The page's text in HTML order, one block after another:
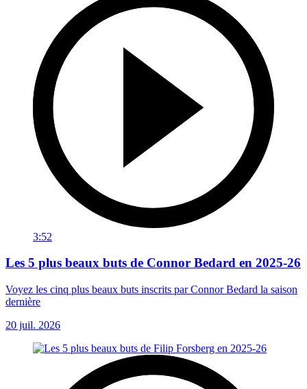
3:52
Les 5 plus beaux buts de Connor Bedard en 2025-26
Voyez les cinq plus beaux buts inscrits par Connor Bedard la saison
dernière
20 juil. 2026